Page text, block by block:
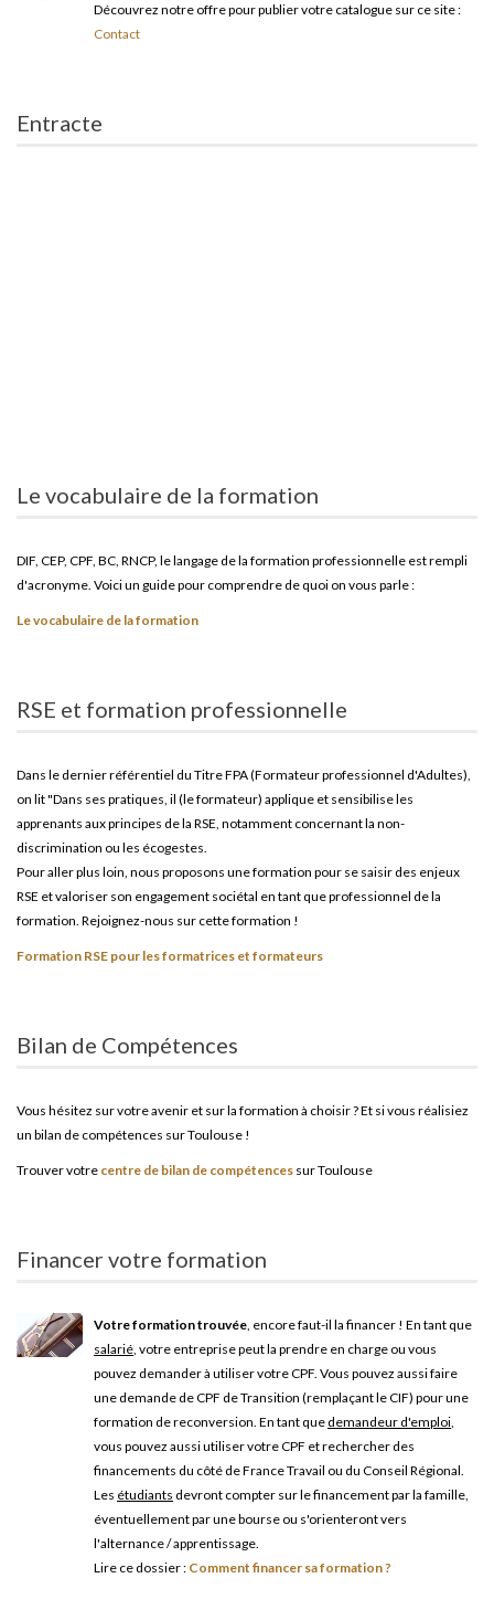
Découvrez notre offre pour publier votre catalogue sur ce site :
Contact
Entracte
Le vocabulaire de la formation
DIF, CEP, CPF, BC, RNCP, le langage de la formation professionnelle est rempli
d'acronyme. Voici un guide pour comprendre de quoi on vous parle :
Le vocabulaire de la formation
RSE et formation professionnelle
Dans le dernier référentiel du Titre FPA (Formateur professionnel d'Adultes),
on lit "Dans ses pratiques, il (le formateur) applique et sensibilise les
apprenants aux principes de la RSE, notamment concernant la non-
discrimination ou les écogestes.
Pour aller plus loin, nous proposons une formation pour se saisir des enjeux
RSE et valoriser son engagement sociétal en tant que professionnel de la
formation. Rejoignez-nous sur cette formation !
Formation RSE pour les formatrices et formateurs
Bilan de Compétences
Vous hésitez sur votre avenir et sur la formation à choisir ? Et si vous réalisiez
un bilan de compétences sur Toulouse !
Trouver votre centre de bilan de compétences sur Toulouse
Financer votre formation
Votre formation trouvée , encore faut-il la financer ! En tant que
salarié , votre entreprise peut la prendre en charge ou vous
pouvez demander à utiliser votre CPF. Vous pouvez aussi faire
une demande de CPF de Transition (remplaçant le CIF) pour une
formation de reconversion. En tant que demandeur d'emploi
vous pouvez aussi utiliser votre CPF et rechercher des
financements du côté de France Travail ou du Conseil Régional.
Les étudiants devront compter sur le financement par la famille,
éventuellement par une bourse ou s'orienteront vers
l'alternance / apprentissage.
Lire ce dossier : Comment financer sa formation ?